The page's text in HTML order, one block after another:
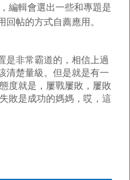
編輯會選出一些和專題是
帖的方式自薦應用。
是非常霸道的，相信上過
清楚量級。但是就是有一
度就是，屢戰屢敗，屢敗
敗是成功的媽媽，哎，這